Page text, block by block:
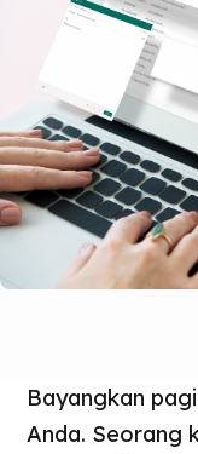
Bayangkan
Anda. Seorang